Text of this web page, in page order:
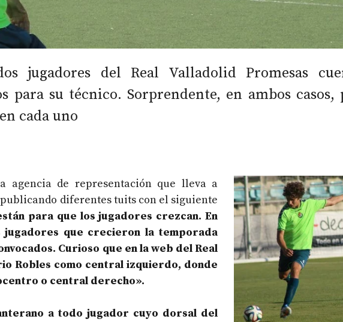
jugadores del Real Valladolid Promesas
para su técnico. Sorprendente, en ambos casos,
cada uno
agencia de representación que lleva a
diferentes tuits con el siguiente
para que los jugadores crezcan. En
jugadores que crecieron la temporada
Curioso que en la web del Real
Robles como central izquierdo, donde
o central derecho».
a todo jugador cuyo dorsal del